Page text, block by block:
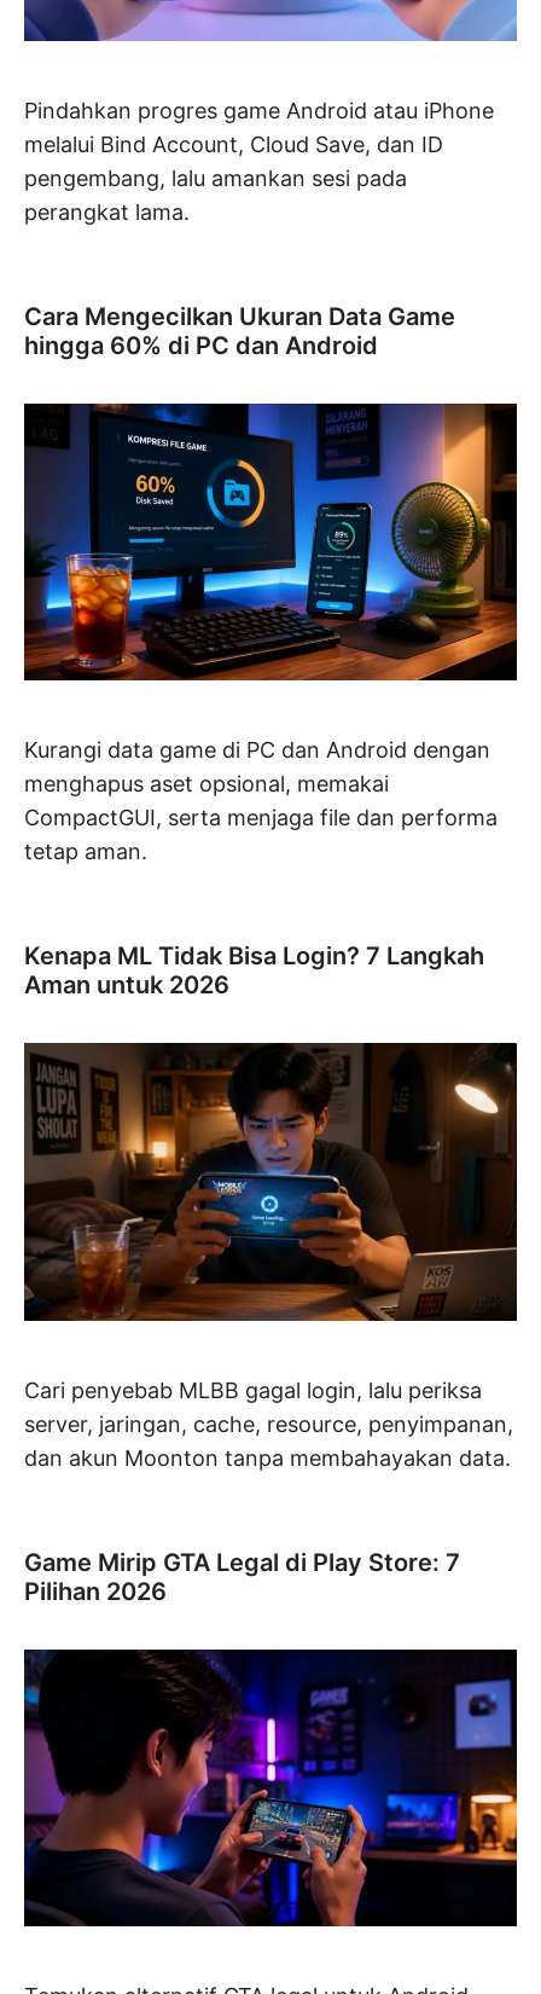
Pindahkan progres game Android atau iPhone
melalui Bind Account, Cloud Save, dan ID
pengembang, lalu amankan sesi pada
perangkat lama.
Cara Mengecilkan Ukuran Data Game
hingga 60% di PC dan Android
Kurangi data game di PC dan Android dengan
menghapus aset opsional, memakai
CompactGUI, serta menjaga file dan performa
tetap aman.
Kenapa ML Tidak Bisa Login? 7 Langkah
Aman untuk 2026
Cari penyebab MLBB gagal login, lalu periksa
server, jaringan, cache, resource, penyimpanan,
dan akun Moonton tanpa membahayakan data.
Game Mirip GTA Legal di Play Store: 7
Pilihan 2026